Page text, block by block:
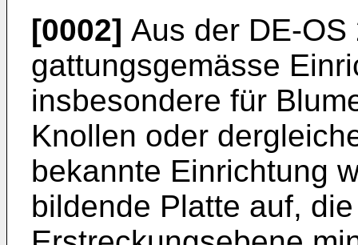
[0002] Aus der DE-
gattungsgemässe
insbesondere für
Knollen oder
bekannte Einrichtung
bildende Platte auf,